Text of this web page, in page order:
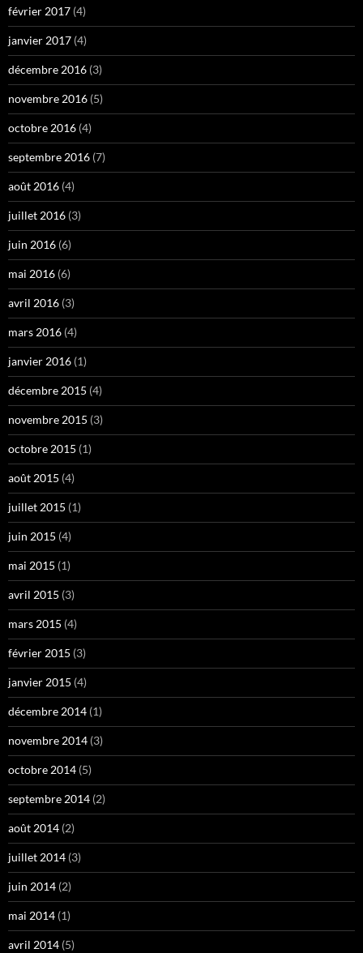
février 2017 (4)
janvier 2017 (4)
décembre 2016 (3)
novembre 2016 (5)
octobre 2016 (4)
septembre 2016 (7)
août 2016 (4)
juillet 2016 (3)
juin 2016 (6)
mai 2016 (6)
avril 2016 (3)
mars 2016 (4)
janvier 2016 (1)
décembre 2015 (4)
novembre 2015 (3)
octobre 2015 (1)
août 2015 (4)
juillet 2015 (1)
juin 2015 (4)
mai 2015 (1)
avril 2015 (3)
mars 2015 (4)
février 2015 (3)
janvier 2015 (4)
décembre 2014 (1)
novembre 2014 (3)
octobre 2014 (5)
septembre 2014 (2)
août 2014 (2)
juillet 2014 (3)
juin 2014 (2)
mai 2014 (1)
avril 2014 (5)